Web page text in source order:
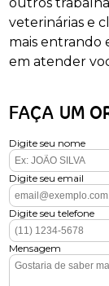
veterinárias e
mais entrando
em atender
FAÇA UM
Digite seu nome
Digite seu email
Digite seu telefone
Mensagem